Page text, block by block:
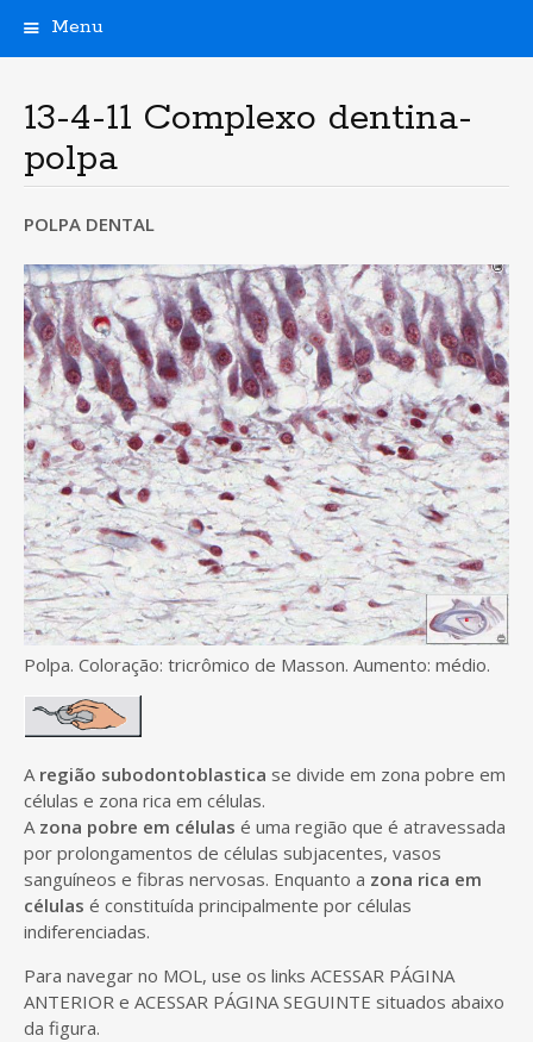
Menu
p
t
o
o
t
e
n
t
13-4-11 Complexo dentina-
polpa
POLPA DENTAL
Polpa. Coloração: tricrômico de Masson. Aumento: médio.
A região subodontoblastica se divide em zona pobre em
células e zona rica em células.
A zona pobre em células é uma região que é atravessada
por prolongamentos de células subjacentes, vasos
sanguíneos e fibras nervosas. Enquanto a zona rica em
células é constituída principalmente por células
indiferenciadas.
Para navegar no MOL, use os links ACESSAR PÁGINA
ANTERIOR e ACESSAR PÁGINA SEGUINTE situados abaixo
da figura.